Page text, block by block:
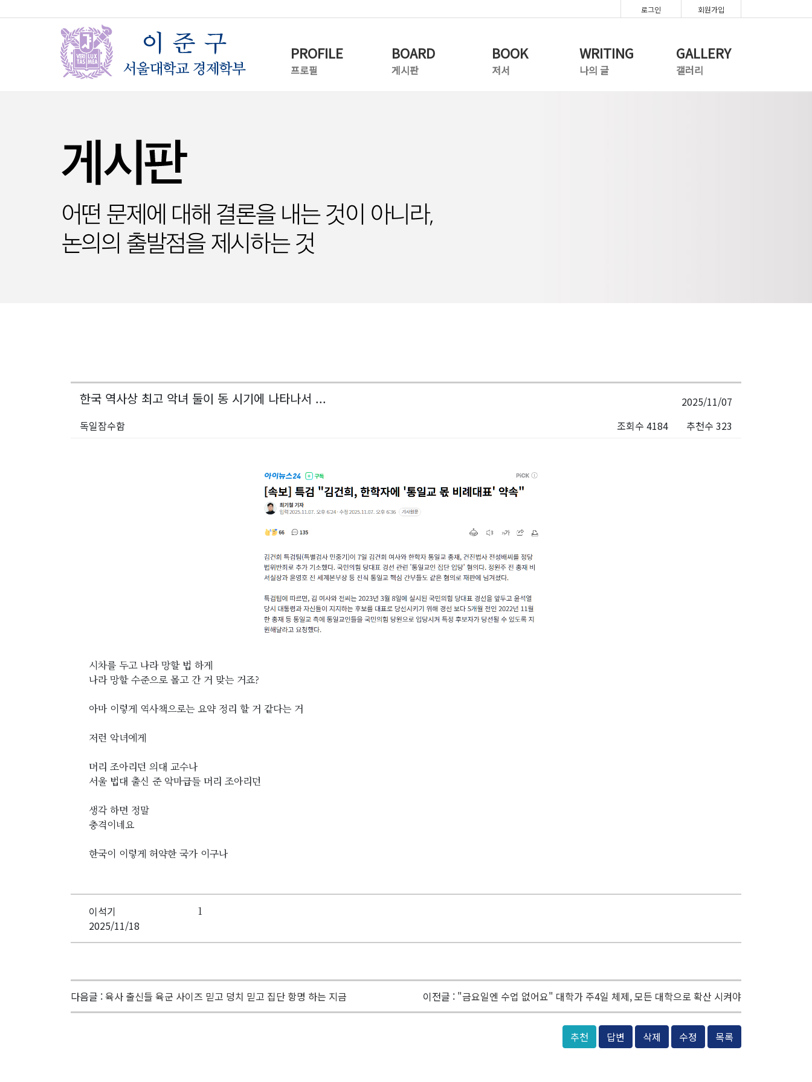
로그인 회원가입
PROFILE
프로필
BOARD
게시판
BOOK
저서
WRITING
나의 글
GALLERY
갤러리
한국 역사상 최고 악녀 둘이 동 시기에 나타나서 ...
2025/11/07
독일잠수함
조회수 4184 추천수 323
시차를 두고 나라 망할 법 하게
나라 망할 수준으로 몰고 간 거 맞는 거죠?
아마 이렇게 역사책으로는 요약 정리 할 거 같다는 거
저런 악녀에게
머리 조아리던 의대 교수나
서울 법대 출신 준 악마급들 머리 조아리던
생각 하면 정말
충격이네요
한국이 이렇게 허약한 국가 이구나
이석기
2025/11/18
1
다음글 :육사 출신들 육군 사이즈 믿고 덩치 믿고 집단 항명 하는 지금 이전글 : "금요일엔 수업 없어요" 대학가 주4일 체제, 모든 대학으로 확산 시켜야
추천 답변 삭제 수정 목록